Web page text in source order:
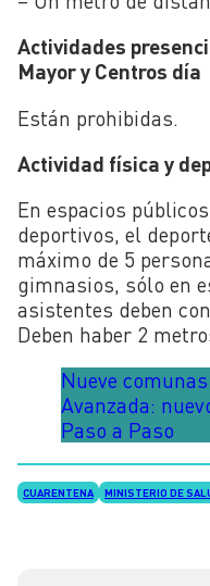
Actividades
Mayor y Centros día
Están prohibidas.
Actividad física y
En espacios
deportivos, el
máximo de 5
gimnasios, sólo en
asistentes deben
Deben haber 2
Nueve
Avanzada:
Paso a Paso
CUARENTENA MINISTERIO DE